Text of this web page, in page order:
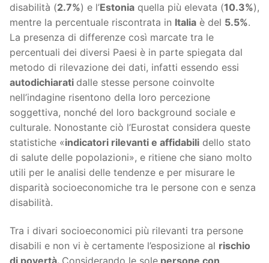
disabilità (2.7%) e l’Estonia quella più elevata (10.3%),
mentre la percentuale riscontrata in Italia è del 5.5%.
La presenza di differenze così marcate tra le
percentuali dei diversi Paesi è in parte spiegata dal
metodo di rilevazione dei dati, infatti essendo essi
autodichiarati dalle stesse persone coinvolte
nell’indagine risentono della loro percezione
soggettiva, nonché del loro background sociale e
culturale. Nonostante ciò l’Eurostat considera queste
statistiche «indicatori rilevanti e affidabili dello stato
di salute delle popolazioni», e ritiene che siano molto
utili per le analisi delle tendenze e per misurare le
disparità socioeconomiche tra le persone con e senza
disabilità.
Tra i divari socioeconomici più rilevanti tra persone
disabili e non vi è certamente l’esposizione al rischio